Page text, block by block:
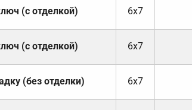
(с отделкой) 6х7
(с отделкой) 6х7
(без отделки) 6х7